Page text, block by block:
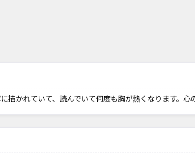
描かれていて、読んでいて何度も胸が熱くなります。心